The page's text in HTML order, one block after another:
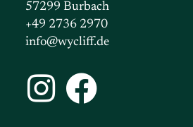
57299 Burbach
+49 2736 2970
info@wycliff.de